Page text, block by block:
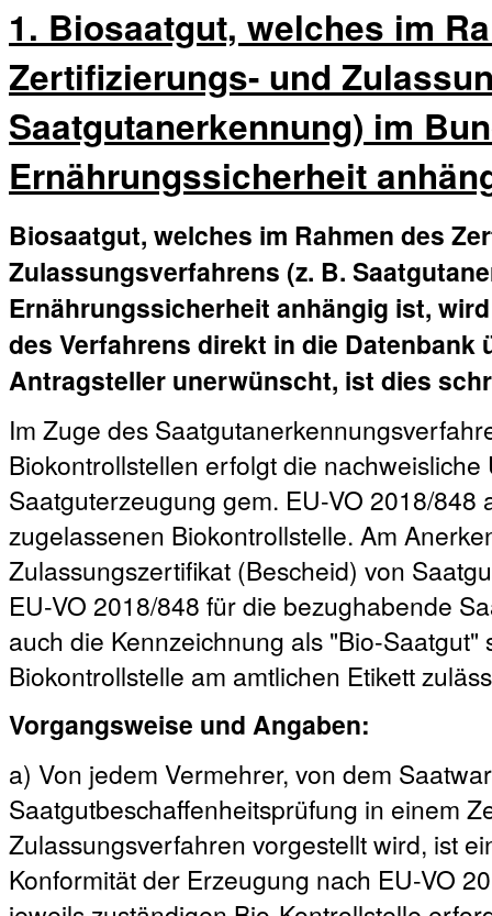
1. Biosaatgut, welches im
Zertifizierungs- und
Saatgutanerkennung) im
Ernährungssicherheit
Biosaatgut, welches im Rahmen des
Zulassungsverfahrens (z. B.
Ernährungssicherheit anhängig ist,
des Verfahrens direkt in die Datenbank
Antragsteller unerwünscht, ist dies
Im Zuge des
Biokontrollstellen erfolgt die
Saatguterzeugung gem. EU-VO 2018/
zugelassenen Biokontrollstelle. Am
Zulassungszertifikat (Bescheid) von
EU-VO 2018/848 für die bezughabende
auch die Kennzeichnung als "Bio-
Biokontrollstelle am amtlichen Etikett
Vorgangsweise und Angaben:
a) Von jedem Vermehrer, von dem
Saatgutbeschaffenheitsprüfung in einem
Zulassungsverfahren vorgestellt wird, ist
Konformität der Erzeugung nach EU-VO